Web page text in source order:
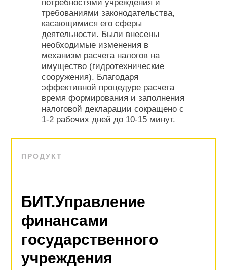
потребностями учреждения и
требованиями законодательства,
касающимися его сферы
деятельности. Были внесены
необходимые изменения в
механизм расчета налогов на
имущество (гидротехнические
сооружения). Благодаря
эффективной процедуре расчета
время формирования и заполнения
налоговой декларации сокращено с
1-2 рабочих дней до 10-15 минут.
ПРОДУКТ
БИТ.Управление
финансами
государственного
учреждения